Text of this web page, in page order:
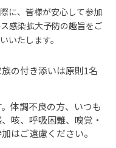
に、皆様が安心して参加
感染拡大予防の趣旨をご
いたします。
の付き添いは原則1名
体調不良の方、いつも
咳、呼吸困難、嗅覚・
はご遠慮ください。